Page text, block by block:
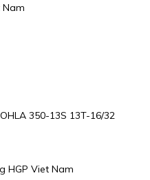
Nam
350-13S 13T-16/32
HGP Viet Nam